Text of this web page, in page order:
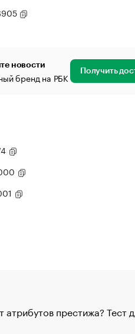
новости
бренд на РБК Получить
престижа? Тест